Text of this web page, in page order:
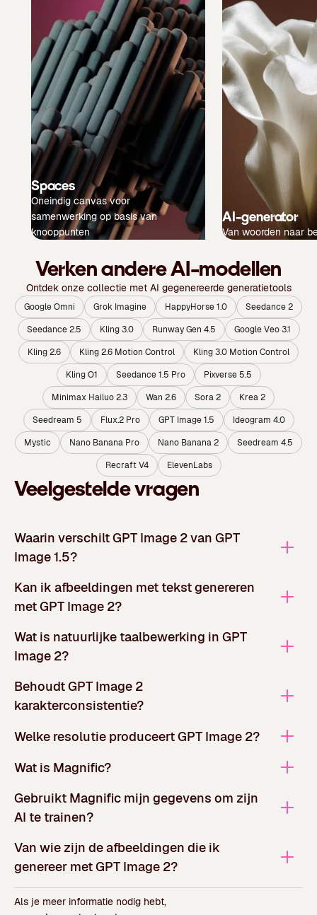
Spaces
Oneindig canvas voor
samenwerking op basis van
knooppunten
AI-generator
Van woorden naar
Verken andere AI-modellen
Ontdek onze collectie met AI gegenereerde generatietools
Google Omni Grok Imagine HappyHorse 1.0
Seedance 2
Seedance 2.5
Kling 3.0 Runway Gen 4.5
Google Veo 3.1
Kling 2.6
Kling 2.6 Motion Control
Kling 3.0 Motion Control
Kling O1
Seedance 1.5 Pro
Pixverse 5.5
Minimax Hailuo 2.3
Wan 2.6 Sora 2
Krea 2
Seedream 5
Flux.2 Pro GPT Image 1.5
Ideogram 4.0
Mystic
Nano Banana Pro Nano Banana 2
Seedream 4.5
Recraft V4
ElevenLabs
Veelgestelde vragen
Waarin verschilt GPT Image 2 van GPT
Image 1.5?
Kan ik afbeeldingen met tekst genereren
met GPT Image 2?
Wat is natuurlijke taalbewerking in GPT
Image 2?
Behoudt GPT Image 2
karakterconsistentie?
Welke resolutie produceert GPT Image 2?
Wat is Magnific?
Gebruikt Magnific mijn gegevens om zijn
AI te trainen?
Van wie zijn de afbeeldingen die ik
genereer met GPT Image 2?
Als je meer informatie nodig hebt,